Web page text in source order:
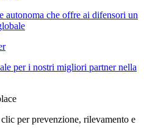
autonoma che offre ai difensori un
per i nostri migliori partner nella
per prevenzione, rilevamento e